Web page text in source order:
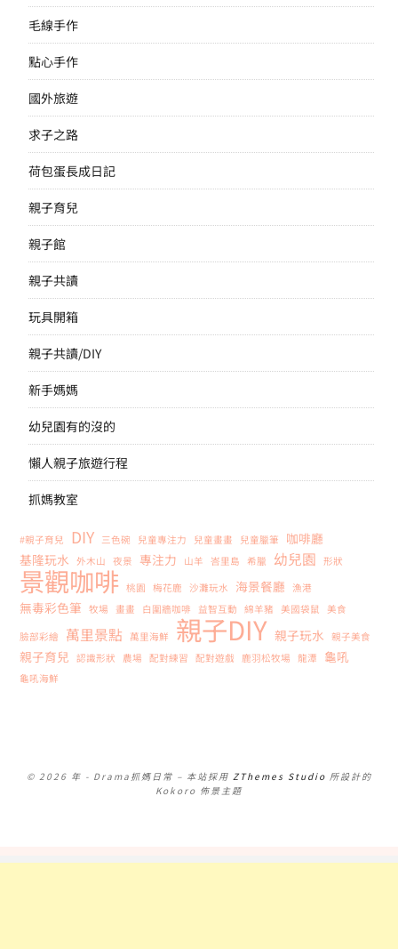
毛線手作
點心手作
國外旅遊
求子之路
荷包蛋長成日記
親子育兒
親子館
親子共讀
玩具開箱
親子共讀/DIY
新手媽媽
幼兒園有的沒的
懶人親子旅遊行程
抓媽教室
#親子育兒 DIY 三色碗 兒童專注力 兒童畫畫 兒童臘筆
咖啡廳
基隆玩水 外木山 夜景 專注力 山羊 峇里島 希臘 幼兒園 形狀
景觀咖啡 桃園 梅花鹿 沙灘玩水 海景餐廳 漁港
無毒彩色筆 牧場 畫畫 白圍牆咖啡 益智互動 綿羊豬 美國袋鼠 美食
臉部彩繪 萬里景點 萬里海鮮 親子DIY 親子玩水 親子美食
親子育兒 認識形狀 農場 配對練習 配對遊戲 鹿羽松牧場 龍潭 龜吼
龜吼海鮮
© 2026 年 - Drama抓媽日常 – 本站採用 ZThemes Studio 所設計的
Kokoro 佈景主題